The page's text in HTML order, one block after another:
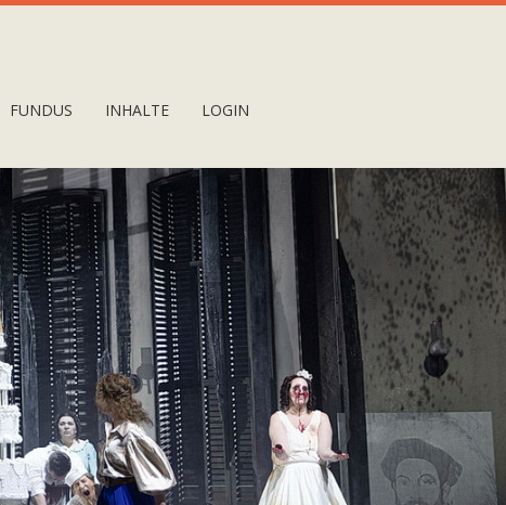
FUNDUS INHALTE LOGIN